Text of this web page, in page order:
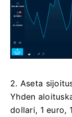
2. Aseta
Yhden
dollari, 1 euro,